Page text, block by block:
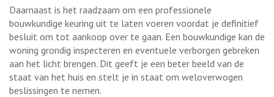
Daarnaast is het raadzaam om een professionele
bouwkundige keuring uit te laten voeren voordat je definitief
besluit om tot aankoop over te gaan. Een bouwkundige kan de
woning grondig inspecteren en eventuele verborgen gebreken
aan het licht brengen. Dit geeft je een beter beeld van de
staat van het huis en stelt je in staat om weloverwogen
beslissingen te nemen.